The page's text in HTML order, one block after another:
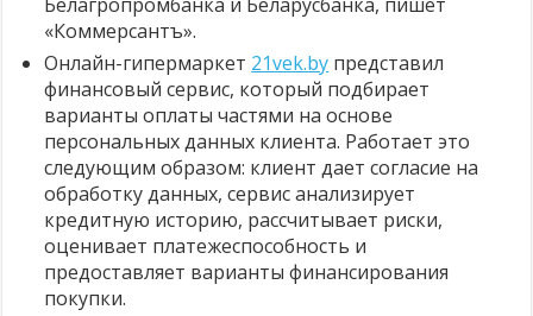
«Коммерсантъ».
Онлайн-гипермаркет 21vek.by представил
финансовый сервис, который подбирает
варианты оплаты частями на основе
персональных данных клиента. Работает это
следующим образом: клиент дает согласие на
обработку данных, сервис анализирует
кредитную историю, рассчитывает риски,
оценивает платежеспособность и
предоставляет варианты финансирования
покупки.